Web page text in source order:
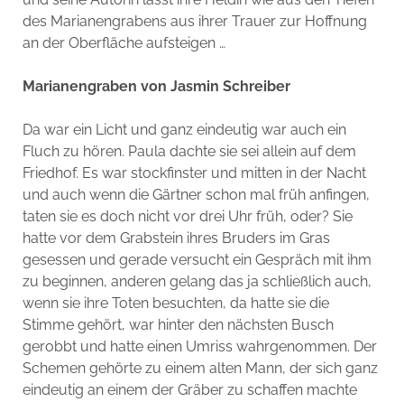
des Marianengrabens aus ihrer Trauer zur Hoffnung
an der Oberfläche aufsteigen …
Marianengraben von Jasmin Schreiber
Da war ein Licht und ganz eindeutig war auch ein
Fluch zu hören. Paula dachte sie sei allein auf dem
Friedhof. Es war stockfinster und mitten in der Nacht
und auch wenn die Gärtner schon mal früh anfingen,
taten sie es doch nicht vor drei Uhr früh, oder? Sie
hatte vor dem Grabstein ihres Bruders im Gras
gesessen und gerade versucht ein Gespräch mit ihm
zu beginnen, anderen gelang das ja schließlich auch,
wenn sie ihre Toten besuchten, da hatte sie die
Stimme gehört, war hinter den nächsten Busch
gerobbt und hatte einen Umriss wahrgenommen. Der
Schemen gehörte zu einem alten Mann, der sich ganz
eindeutig an einem der Gräber zu schaffen machte